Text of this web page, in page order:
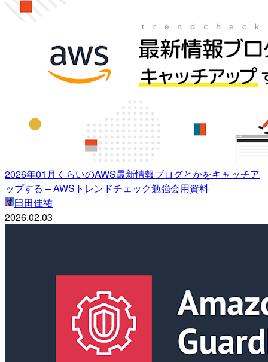
2026年01月くらいのAWS最新情報ブログとかをキャッチア
ップする – AWSトレンドチェック勉強会用資料
臼田佳祐
2026.02.03